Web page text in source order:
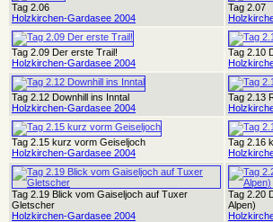
Tag 2.06
Holzkirchen-Gardasee 2004
Tag 2.07
Tag 2.09 Der erste Trail!
Holzkirchen-Gardasee 2004
Tag 2.10
Tag 2.12 Downhill ins Inntal
Holzkirchen-Gardasee 2004
Tag 2.13
Tag 2.15 kurz vorm Geiseljoch
Holzkirchen-Gardasee 2004
Tag 2.16
Tag 2.19 Blick vom Gaiseljoch auf Tuxer
Gletscher
Holzkirchen-Gardasee 2004
Tag 2.20
Alpen)